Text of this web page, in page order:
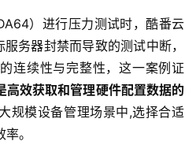
）进行压力测试时，酷番云
务器封禁而导致的测试中断，
连续性与完整性，这一案例证
高效获取和管理硬件配置数据的
规模设备管理场景中,选择合适
。